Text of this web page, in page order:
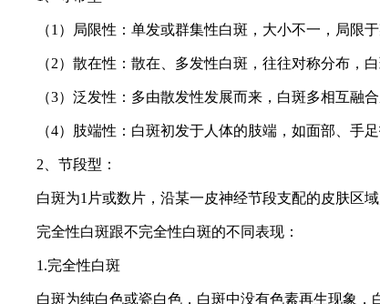
（1）局限性：单发或群集性白斑，大小不一，局限于
（2）散在性：散在、多发性白斑，往往对称分布，白
（3）泛发性：多由散发性发展而来，白斑多相互融合
（4）肢端性：白斑初发于人体的肢端，如面部、手足
2、节段型：
白斑为1片或数片，沿某一皮神经节段支配的皮肤区域
完全性白斑跟不完全性白斑的不同表现：
1.完全性白斑
白斑为纯白色或瓷白色，白斑中没有色素再生现象，